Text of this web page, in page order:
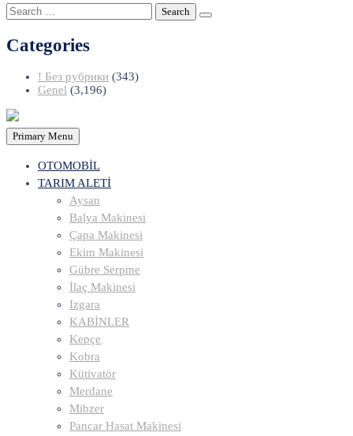
Search
for:
Categories
! Без рубрики (343)
Genel (3,196)
Primary Menu
OTOMOBİL
TARIM ALETİ
Aysan
Balya Makinesi
Çapa Makinesi
Ekim Makinesi
Gübre Serpme
İlaç Makinesi
Izgara
KABİNLER
Kepçe
Kobra
Kütivatör
Merdane
Mibzer
Pancar Hasat Makinesi